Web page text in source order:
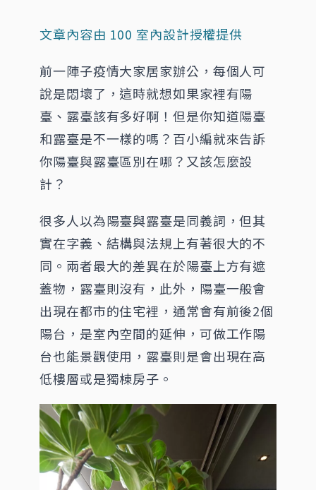
文章內容由 100 室內設計授權提供
前一陣子疫情大家居家辦公，每個人可
說是悶壞了，這時就想如果家裡有陽
臺、露臺該有多好啊！但是你知道陽臺
和露臺是不一樣的嗎？百小編就來告訴
你陽臺與露臺區別在哪？又該怎麼設
計？
很多人以為陽臺與露臺是同義詞，但其
實在字義、結構與法規上有著很大的不
同。兩者最大的差異在於陽臺上方有遮
蓋物，露臺則沒有，此外，陽臺一般會
出現在都市的住宅裡，通常會有前後2個
陽台，是室內空間的延伸，可做工作陽
台也能景觀使用，露臺則是會出現在高
低樓層或是獨棟房子。